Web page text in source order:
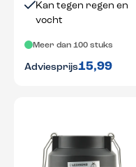
Kan tegen regen en
vocht
Meer dan 100 stuks
Adviesprijs15,99